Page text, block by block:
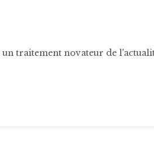
traitement novateur de